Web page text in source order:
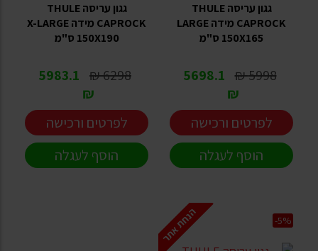
גגון עריסה THULE
CAPROCK מידה LARGE
150X165 ס"מ
5998 ₪
5698.1
₪
לפרטים ורכישה
הוסף לעגלה
גגון עריסה THULE
CAPROCK מידה X-LARGE
150X190 ס"מ
6298 ₪
5983.1
₪
לפרטים ורכישה
הוסף לעגלה
הנחת אתר -5%